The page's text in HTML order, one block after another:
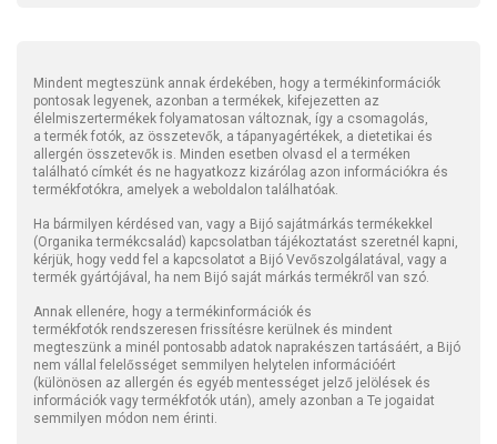
Mindent megteszünk annak érdekében, hogy a termékinformációk
pontosak legyenek, azonban a termékek, kifejezetten az
élelmiszertermékek folyamatosan változnak, így a csomagolás,
a termék fotók, az összetevők, a tápanyagértékek, a dietetikai és
allergén összetevők is. Minden esetben olvasd el a terméken
található címkét és ne hagyatkozz kizárólag azon információkra és
termékfotókra, amelyek a weboldalon találhatóak.
Ha bármilyen kérdésed van, vagy a Bijó sajátmárkás termékekkel
(Organika termékcsalád) kapcsolatban tájékoztatást szeretnél kapni,
kérjük, hogy vedd fel a kapcsolatot a Bijó Vevőszolgálatával, vagy a
termék gyártójával, ha nem Bijó saját márkás termékről van szó.
Annak ellenére, hogy a termékinformációk és
termékfotók rendszeresen frissítésre kerülnek és mindent
megteszünk a minél pontosabb adatok naprakészen tartásáért, a Bijó
nem vállal felelősséget semmilyen helytelen információért
(különösen az allergén és egyéb mentességet jelző jelölések és
információk vagy termékfotók után), amely azonban a Te jogaidat
semmilyen módon nem érinti.